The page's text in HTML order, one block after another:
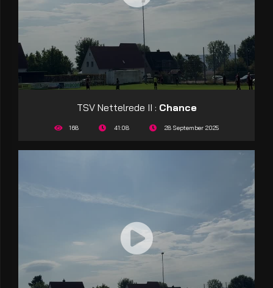
TSV Nettelrede II : Chance
168 41:08 28 September 2025